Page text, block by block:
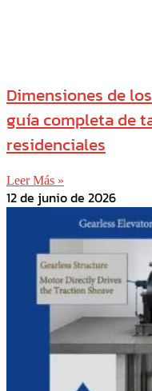
Dimensiones de
guía completa de
residenciales
Leer Más »
12 de junio de 2026